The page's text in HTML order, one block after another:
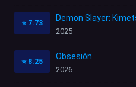
⭐ 7.73
Demon Slayer:
2025
⭐ 8.25
Obsesión
2026